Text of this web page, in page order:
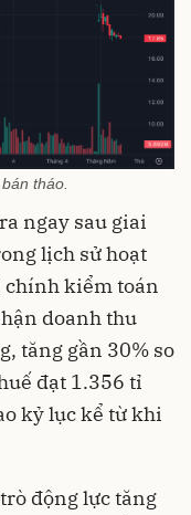
tháo.
ngay sau giai
lịch sử hoạt
chính kiểm toán
doanh thu
tăng gần 30% so
đạt 1.356 tỉ
kỷ lục kể từ khi
động lực tăng